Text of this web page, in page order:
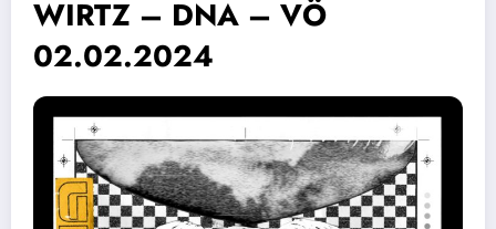
WIRTZ – DNA – VÖ
02.02.2024